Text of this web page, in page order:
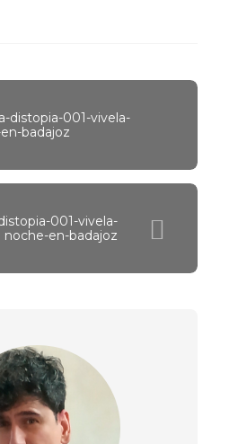
distopia-001-vivela-
badajoz
001-vivela-
noche-en-badajoz